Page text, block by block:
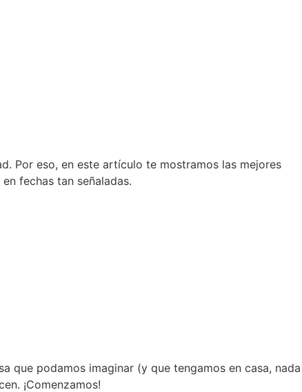
Por eso, en este artículo te mostramos las mejores
fechas tan señaladas.
que podamos imaginar (y que tengamos en casa, nada
¡Comenzamos!